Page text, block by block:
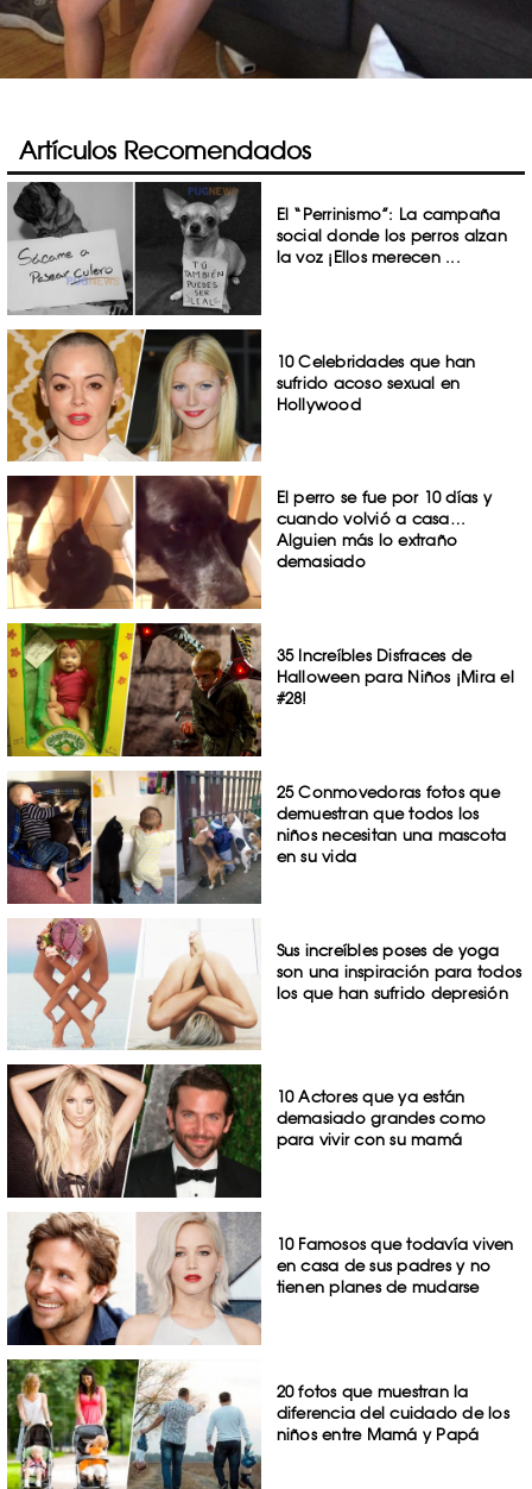
Artículos Recomendados
El “Perrinismo”: La campaña
social donde los perros alzan
la voz ¡Ellos merecen ...
10 Celebridades que han
sufrido acoso sexual en
Hollywood
El perro se fue por 10 días y
cuando volvió a casa…
Alguien más lo extraño
demasiado
35 Increíbles Disfraces de
Halloween para Niños ¡Mira el
#28!
25 Conmovedoras fotos que
demuestran que todos los
niños necesitan una mascota
en su vida
Sus increíbles poses de yoga
son una inspiración para todos
los que han sufrido depresión
10 Actores que ya están
demasiado grandes como
para vivir con su mamá
10 Famosos que todavía viven
en casa de sus padres y no
tienen planes de mudarse
20 fotos que muestran la
diferencia del cuidado de los
niños entre Mamá y Papá